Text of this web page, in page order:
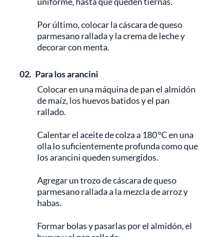
Por último, colocar la cáscara de queso
parmesano rallada y la crema de leche y
decorar con menta.
02. Para los arancini
Colocar en una máquina de pan el almidón
de maíz, los huevos batidos y el pan
rallado.
Calentar el aceite de colza a 180 °C en una
olla lo suficientemente profunda como que
los arancini queden sumergidos.
Agregar un trozo de cáscara de queso
parmesano rallada a la mezcla de arroz y
habas.
Formar bolas y pasarlas por el almidón, el